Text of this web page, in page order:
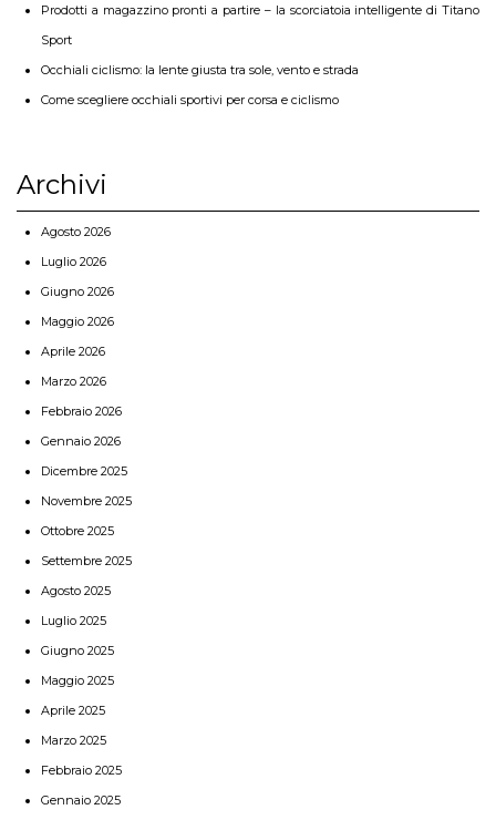
Prodotti a magazzino pronti a partire – la scorciatoia intelligente di Titano
Sport
Occhiali ciclismo: la lente giusta tra sole, vento e strada
Come scegliere occhiali sportivi per corsa e ciclismo
Archivi
Agosto 2026
Luglio 2026
Giugno 2026
Maggio 2026
Aprile 2026
Marzo 2026
Febbraio 2026
Gennaio 2026
Dicembre 2025
Novembre 2025
Ottobre 2025
Settembre 2025
Agosto 2025
Luglio 2025
Giugno 2025
Maggio 2025
Aprile 2025
Marzo 2025
Febbraio 2025
Gennaio 2025